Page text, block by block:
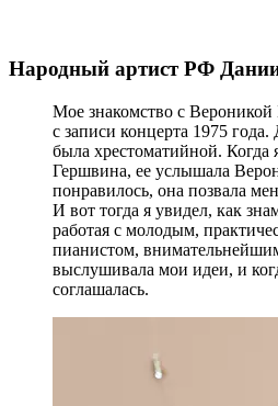
Народный артист РФ
Мое знакомство с Вероникой
с записи концерта 1975 года.
была хрестоматийной. Когда
Гершвина, ее услышала
понравилось, она позвала
И вот тогда я увидел, как
работая с молодым,
пианистом,
выслушивала мои идеи, и
соглашалась.